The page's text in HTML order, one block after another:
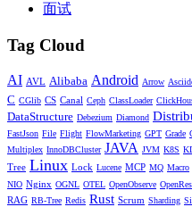
面试
Tag Cloud
AI AVL Alibaba Android Arrow
C CGlib CS Canal Ceph ClassLoader
DataStructure Debezium Diamond
FastJson File Flight FlowMarketing GPT Grade
Multiplex InnoDBCluster JAVA JVM K8S
Tree Linux Lock Lucene MCP MQ Macro
NIO Nginx OGNL OTEL OpenObserve
RAG RB-Tree Redis Rust Scrum Sharding